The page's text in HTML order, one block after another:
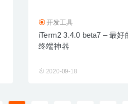
开发工具
iTerm2 3.4.0 beta7 – 最好
终端神器
2020-09-18